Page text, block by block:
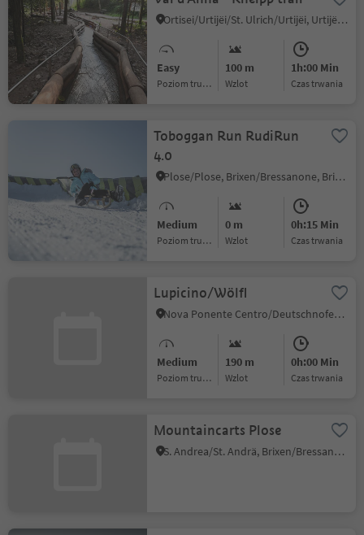
Ortisei/Urtijëi/St. Ulrich/Urtijëi, Urtijëi/Ortisei, Dolomites Region Val Gardena
Easy
Poziom trudności
100 m
Wzlot
1h:00 Min
czas trwania
Toboggan Run RudiRun
4.0
Plose/Plose, Brixen/Bressanone, Brixen/Bressanone and environs
Medium
Poziom trudności
0 m
Wzlot
0h:15 Min
czas trwania
Lupicino/Wölfl
Nova Ponente Centro/Deutschnofen Dorf, Deutschnofen/Nova Ponente, Dolomites Region Eggental
Medium
Poziom trudności
190 m
Wzlot
0h:00 Min
czas trwania
Mountaincarts Plose
S. Andrea/St. Andrä, Brixen/Bressanone, Brixen/Bressanone and environs